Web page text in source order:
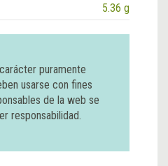
5.36 g
puramente
usarse con fines
de la web se
responsabilidad.